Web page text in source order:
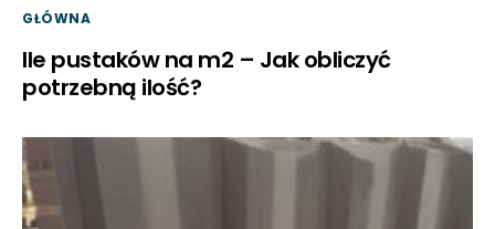
GŁÓWNA
Ile pustaków na m2 – Jak obliczyć
potrzebną ilość?